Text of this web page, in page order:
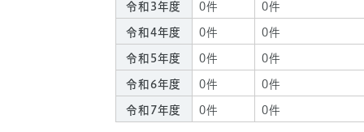
令和3年度 0件 0件
令和4年度 0件 0件
令和5年度 0件 0件
令和6年度 0件 0件
令和7年度 0件 0件